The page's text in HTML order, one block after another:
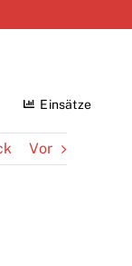
Einsätze
Vor